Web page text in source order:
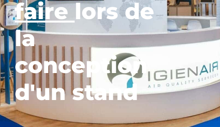
fairelors de
la
conception
d'un stand